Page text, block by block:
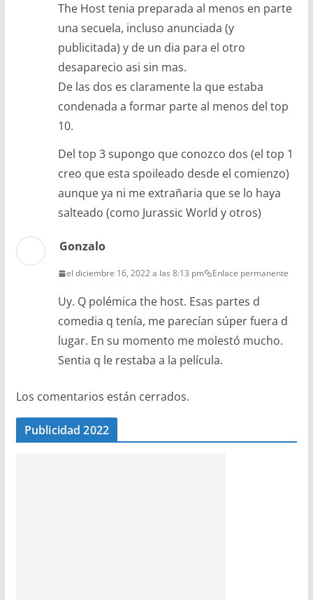
The Host tenia preparada al menos en parte
una secuela, incluso anunciada (y
publicitada) y de un dia para el otro
desaparecio asi sin mas.
De las dos es claramente la que estaba
condenada a formar parte al menos del top
10.
Del top 3 supongo que conozco dos (el top 1
creo que esta spoileado desde el comienzo)
aunque ya ni me extrañaria que se lo haya
salteado (como Jurassic World y otros)
Gonzalo
el diciembre 16, 2022 a las 8:13 pm Enlace permanente
Uy. Q polémica the host. Esas partes d
comedia q tenía, me parecían súper fuera d
lugar. En su momento me molestó mucho.
Sentia q le restaba a la película.
Los comentarios están cerrados.
Publicidad 2022